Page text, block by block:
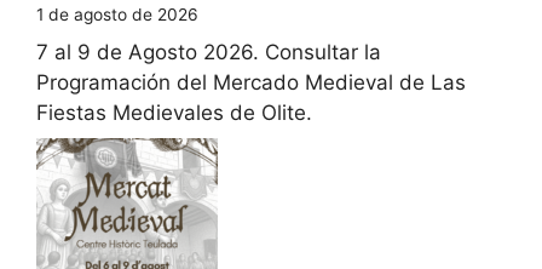
1 de agosto de 2026
7 al 9 de Agosto 2026. Consultar la
Programación del Mercado Medieval de Las
Fiestas Medievales de Olite.